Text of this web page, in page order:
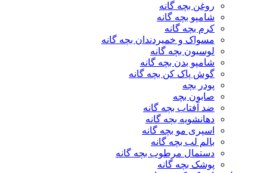
روغن بچه گانه
شامپو بچه گانه
کرم بچه گانه
مسواک و خمیردندان بچه گانه
لوسیون بچه گانه
شامپو بدن بچه گانه
گوش پاک کن بچه گانه
پودر بچه
صابون بچه
ضد آفتاب بچه گانه
دهانشویه بچه گانه
اسپری مو بچه گانه
بالم لب بچه گانه
دستمال مرطوب بچه گانه
پوشک بچه گانه